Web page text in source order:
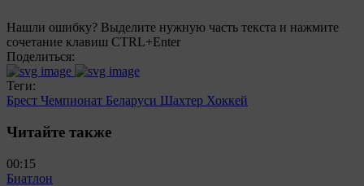
Нашли ошибку? Выделите нужную часть текста и нажмите
сочетание клавиш CTRL+Enter
Поделиться:
Теги:
Брест Чемпионат Беларуси Шахтер Хоккей
Читайте также
00:15
Биатлон